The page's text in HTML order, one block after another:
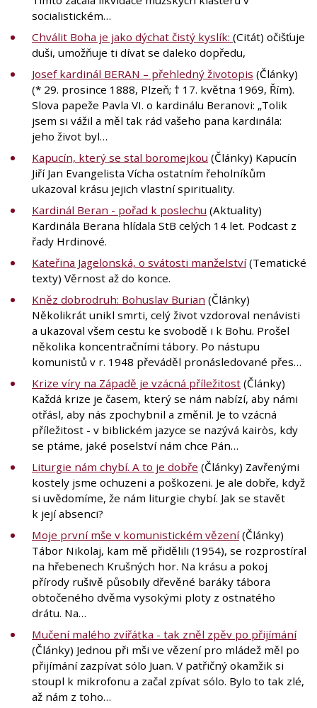
socialistickém…
Chválit Boha je jako dýchat čistý kyslík: (Citát) očišťuje
duši, umožňuje ti dívat se daleko dopředu,
Josef kardinál BERAN – přehledný životopis (Články)
(* 29. prosince 1888, Plzeň; † 17. května 1969, Řím).
Slova papeže Pavla VI. o kardinálu Beranovi: „Tolik
jsem si vážil a měl tak rád vašeho pana kardinála:
jeho život byl…
Kapucín, který se stal boromejkou (Články) Kapucín
Jiří Jan Evangelista Vícha ostatním řeholníkům
ukazoval krásu jejich vlastní spirituality.
Kardinál Beran - pořad k poslechu (Aktuality)
Kardinála Berana hlídala StB celých 14 let. Podcast z
řady Hrdinové.
Kateřina Jagelonská, o svátosti manželství(Tematické
texty) Věrnost až do konce.
Kněz dobrodruh: Bohuslav Burian (Články)
Několikrát unikl smrti, celý život vzdoroval nenávisti
a ukazoval všem cestu ke svobodě i k Bohu. Prošel
několika koncentračními tábory. Po nástupu
komunistů v r. 1948 převáděl pronásledované přes…
Krize víry na Západě je vzácná příležitost (Články)
Každá krize je časem, který se nám nabízí, aby námi
otřásl, aby nás zpochybnil a změnil. Je to vzácná
příležitost - v biblickém jazyce se nazývá kairòs, kdy
se ptáme, jaké poselství nám chce Pán…
Liturgie nám chybí. A to je dobře (Články) Zavřenými
kostely jsme ochuzeni a poškozeni. Je ale dobře, když
si uvědomíme, že nám liturgie chybí. Jak se stavět
k její absenci?
Moje první mše v komunistickém vězení(Články)
Tábor Nikolaj, kam mě přidělili (1954), se rozprostíral
na hřebenech Krušných hor. Na krásu a pokoj
přírody rušivě působily dřevěné baráky tábora
obtočeného dvěma vysokými ploty z ostnatého
drátu. Na…
Mučení malého zvířátka - tak zněl zpěv po přijímání
(Články) Jednou při mši ve vězení pro mládež měl po
přijímání zazpívat sólo Juan. V patřičný okamžik si
stoupl k mikrofonu a začal zpívat sólo. Bylo to tak zlé,
až nám z toho…